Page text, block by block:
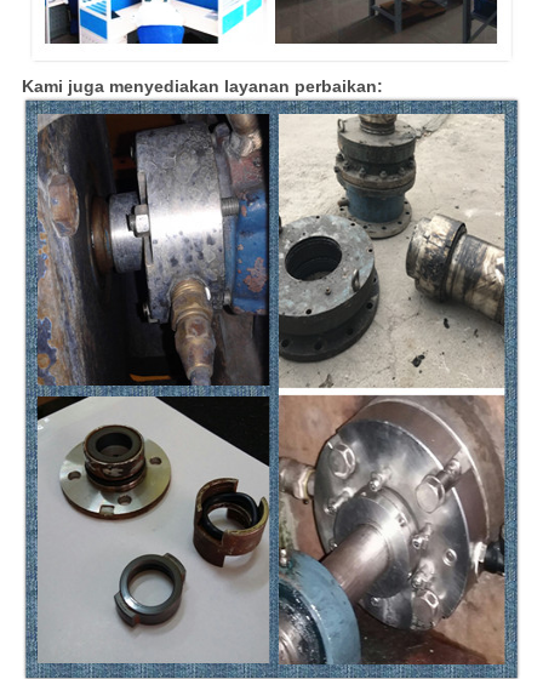
Kami juga menyediakan layanan perbaikan: